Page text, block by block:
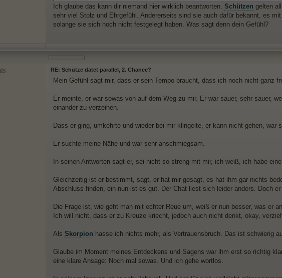
Ich glaube das kann dir niemand hier wirklich beantworten. Schützen gelten
sehr viel Stolz und Ehrgefühl. Andererseits sind sie auch dafür bekannt, es
solange sie sich noch nicht festgelegt haben. Was sagt denn dein Gefühl?
RE: Schütze datet parallel, 2. Chance?
Mein Gefühl sagt mir, dass er sein Tempo braucht, dass ich noch nicht ganz
Er meinte, er war sowas von auf dem Weg zu mir. Er war sauer, sehr sauer,
einander zu verzeihen.
Dass er ging, umkehrte und wieder bei mir klingelte, er kann nicht gehen, war
Er suchte meine Nähe und war sehr anschmiegsam.
In seinen Antworten sagt er, sei nicht so streng mit mir, ich weiß, ich habe
Gleichzeitig ist er bestimmt, sagt, er hat mir gesagt, es hat ihm gar nichts
Abschluss finden, ein nun ist es gut. Der Chat liest sich leider anders. Doch
Die Frage ist, wie geht man mit echter Reue um, weiß er nun besser, was er
Ich will nicht, dass er zu Kreuze kriecht, jedoch auch nicht denkt, okay,
Als Skorpion hasse ich nichts mehr, als Vertrauensbruch. Das ist schwierig
Glaube im Moment meines Entdeckens und Sagens war ihm erst so richtig
eine klare Ansage: Noch mal sowas. Und ich gehe wortlos.